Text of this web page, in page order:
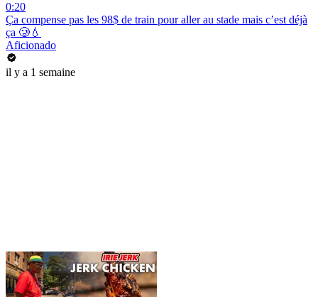
0:20
Ça compense pas les 98$ de train pour aller au stade mais c’est déjà
ça 🥲💧
Aficionado
il y a 1 semaine